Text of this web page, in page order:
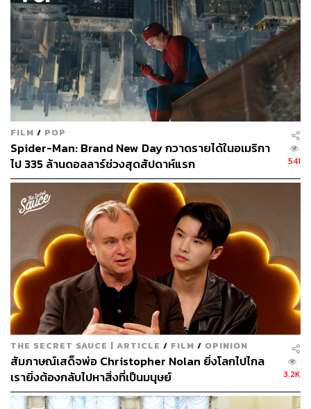
อู่ทอง
สำหรับ4KINGSทั้งสองภาค เรียกได้ว่าเป็นภาพยนตร์ไทยที่
ได้รับเสียงชื่นชมจากทั้งผู้ชมและนักวิจารณ์อย่างเนืองแน่น
โดย
4KINGS ภาคแรกกวาดรายได้รวมทั่วประเทศสูงถึง 170
ล้านบาท และคว้ารางวัลบนเวทีภาพยนตร์ไปมากมาย ขณะที่
ภาคสองก็กวาดรายได้รวมทั่วประเทศไปแล้วมากกว่า 200
ล้านบาท
อ้างอิง:
www.facebook.com/story.php?story_fbid=715292934
FILM / POP
Spider-Man: Brand New Day กวาดรายได้ในอเมริกา
ไป 335 ล้านดอลลาร์ช่วงสุดสัปดาห์แรก
541
THE SECRET SAUCE | ARTICLE / FILM / OPINION
สัมภาษณ์เสด็จพ่อ Christopher Nolan ยิ่งโลกไปไกล
เรายิ่งต้องกลับไปหาสิ่งที่เป็นมนุษย์
3.2K